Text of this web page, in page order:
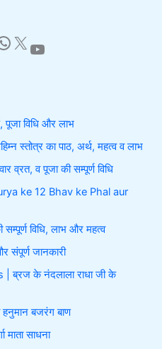
पूजा विधि और लाभ
स्तोत्र का पाठ, अर्थ, महत्व व लाभ
व्रत, व पूजा की सम्पूर्ण विधि
ke 12 Bhav ke Phal aur
विधि, लाभ और महत्व
संपूर्ण जानकारी
ब्रज के नंदलाला राधा जी के
बजरंग बाण
साधना